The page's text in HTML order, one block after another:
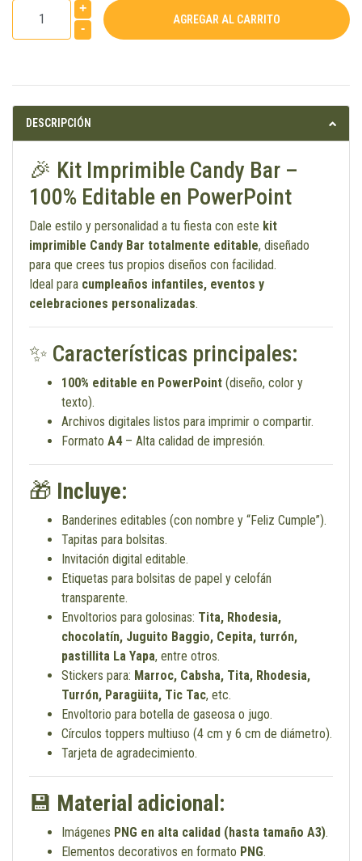
+
-
DESCRIPCIÓN
🎉 Kit Imprimible Candy Bar –
100% Editable en PowerPoint
Dale estilo y personalidad a tu fiesta con este kit
imprimible Candy Bar totalmente editable, diseñado
para que crees tus propios diseños con facilidad.
Ideal para cumpleaños infantiles, eventos y
celebraciones personalizadas.
✨ Características principales:
100% editable en PowerPoint (diseño, color y
texto).
Archivos digitales listos para imprimir o compartir.
Formato A4– Alta calidad de impresión.
🎁 Incluye:
Banderines editables (con nombre y “Feliz Cumple”).
Tapitas para bolsitas.
Invitación digital editable.
Etiquetas para bolsitas de papel y celofán
transparente.
Envoltorios para golosinas: Tita, Rhodesia,
chocolatín, Juguito Baggio, Cepita, turrón,
pastillita La Yapa, entre otros.
Stickers para: Marroc, Cabsha, Tita, Rhodesia,
Turrón, Paragüita, Tic Tac, etc.
Envoltorio para botella de gaseosa o jugo.
Círculos toppers multiuso (4 cm y 6 cm de diámetro).
Tarjeta de agradecimiento.
💾 Material adicional:
Imágenes PNG en alta calidad (hasta tamaño A3).
Elementos decorativos en formato PNG.